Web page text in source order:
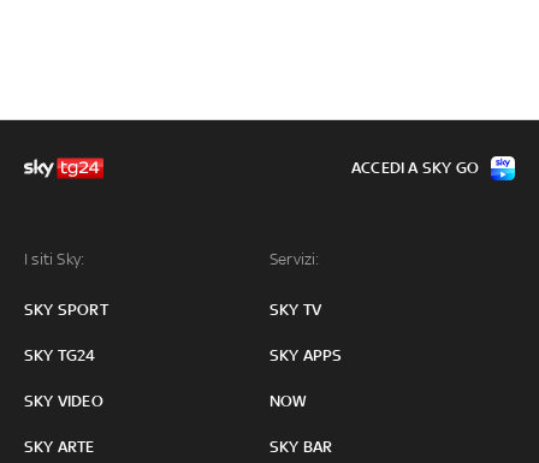
I siti Sky:
SKY SPORT
SKY TG24
SKY VIDEO
SKY ARTE
Servizi:
SKY TV
SKY APPS
NOW
SKY BAR
ACCEDI A SKY GO